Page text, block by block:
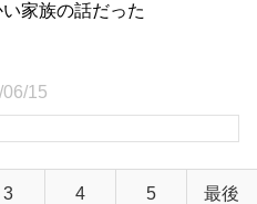
家族の話だった
15
3 4 5 最後